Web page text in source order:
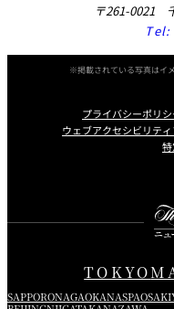
〒261-0021
Tel:
※掲載されている写真はイ
プライバシーポリシ
ウェブアクセシビリティ
TOKYO
SAPPORONAGAOKANASPAOSAKI